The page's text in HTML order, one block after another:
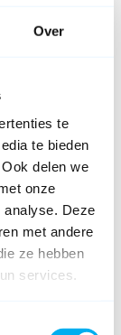
Over
te
te bieden
delen we
onze
analyse. Deze
met andere
ze hebben
services.